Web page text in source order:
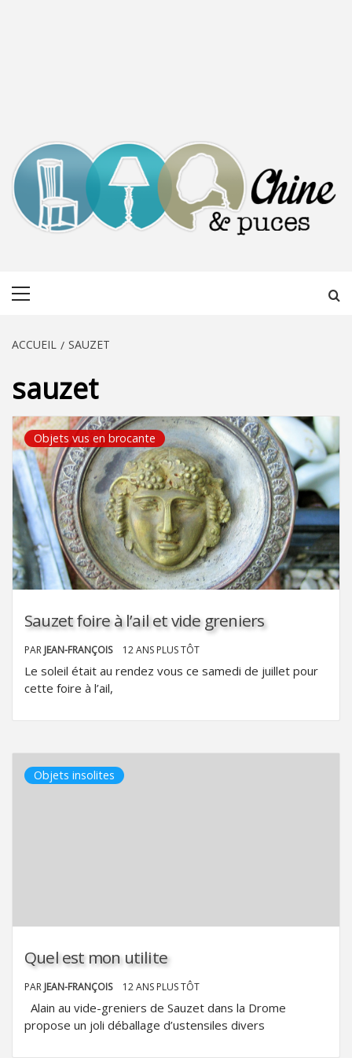
ACCUEIL SAUZET
sauzet
Objets vus en brocante
Sauzet foire à l’ail et vide greniers
PAR JEAN-FRANÇOIS 12 ANS PLUS TÔT
Le soleil était au rendez vous ce samedi de juillet pour
cette foire à l’ail,
Objets insolites
Quel est mon utilite
PAR JEAN-FRANÇOIS 12 ANS PLUS TÔT
Alain au vide-greniers de Sauzet dans la Drome
propose un joli déballage d’ustensiles divers